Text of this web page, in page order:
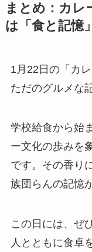
まとめ：カレ
は「食と記憶
1月22日の「カ
ただのグルメな
学校給食から始
ー文化の歩みを
です。その香り
族団らんの記憶
この日には、ぜ
人とともに食卓